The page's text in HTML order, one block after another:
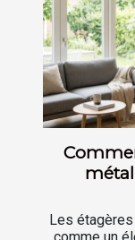
Les étagères